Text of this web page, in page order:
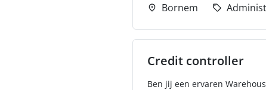
Bornem
Credit controller
Ben jij een ervaren